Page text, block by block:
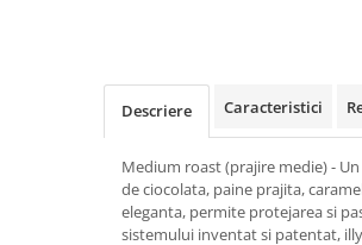
Descriere Caracteristici
Medium roast (prajire medie) -
de ciocolata, paine prajita,
eleganta, permite protejarea si
sistemului inventat si patentat,